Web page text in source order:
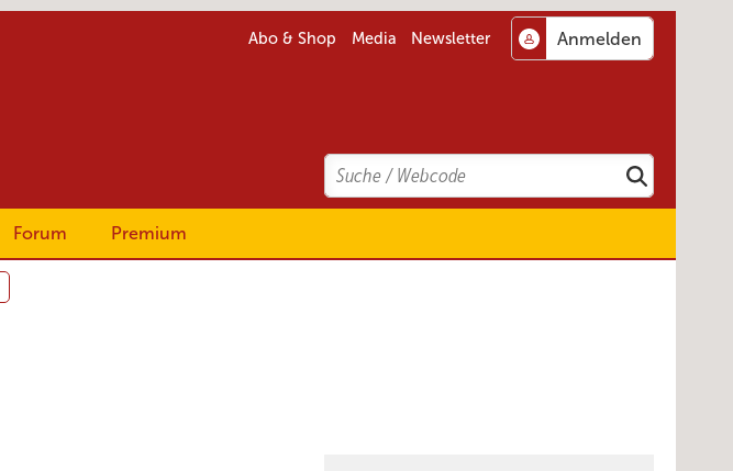
Abo & Shop Media Newsletter
Search
Suchen
Forum Premium